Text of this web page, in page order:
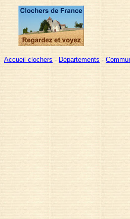
Accueil clochers - Départements -